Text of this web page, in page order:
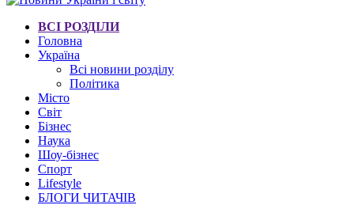
ВСІ РОЗДІЛИ
Головна
Україна
Всі новини розділу
Політика
Місто
Світ
Бізнес
Наука
Шоу-бізнес
Спорт
Lifestyle
БЛОГИ ЧИТАЧІВ